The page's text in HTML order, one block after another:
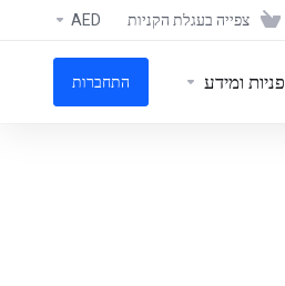
צפייה בעגלת הקניות AED
פניות ומידע התחברות